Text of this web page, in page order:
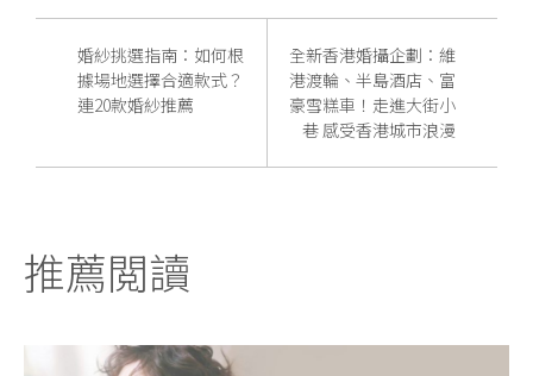
婚紗挑選指南：如何根
據場地選擇合適款式？
連20款婚紗推薦
全新香港婚攝企劃：維
港渡輪、半島酒店、富
豪雪糕車！走進大街小
巷 感受香港城市浪漫
推薦閲讀